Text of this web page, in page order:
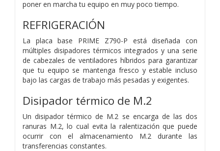
poner en marcha tu equipo en muy poco tiempo.
REFRIGERACIÓN
La placa base PRIME Z790-P está diseñada con
múltiples disipadores térmicos integrados y una serie
de cabezales de ventiladores híbridos para garantizar
que tu equipo se mantenga fresco y estable incluso
bajo las cargas de trabajo más pesadas y exigentes.
Disipador térmico de M.2
Un disipador térmico de M.2 se encarga de las dos
ranuras M.2, lo cual evita la ralentización que puede
ocurrir con el almacenamiento M.2 durante las
transferencias constantes.